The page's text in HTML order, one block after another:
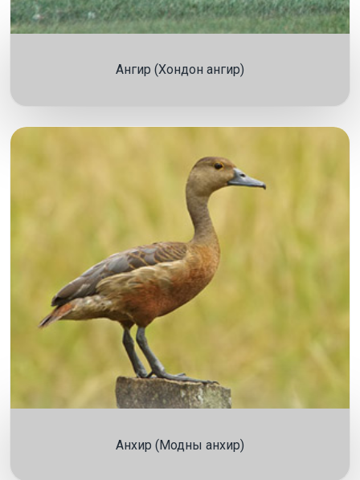
Ангир (Хондон ангир)
Анхир (Модны анхир)